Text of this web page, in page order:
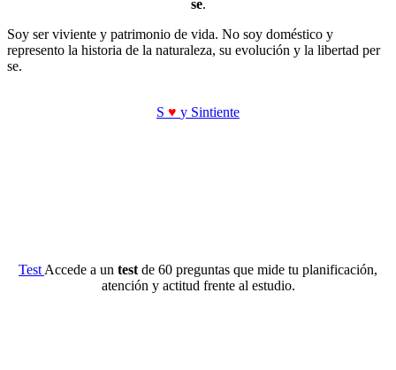
se.
Soy ser viviente y patrimonio de vida. No soy doméstico y
represento la historia de la naturaleza, su evolución y la libertad per
se.
S ♥ y Sintiente
Test Accede a un test de 60 preguntas que mide tu planificación,
atención y actitud frente al estudio.